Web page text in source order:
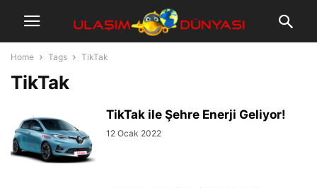
Home Tags TikTak
TikTak
TikTak ile Şehre Enerji Geliyor!
12 Ocak 2022